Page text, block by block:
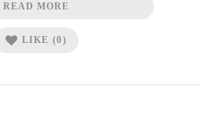
READ MORE
LIKE (0)